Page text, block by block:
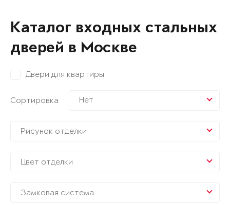
Каталог входных стальных
дверей в Москве
Двери для квартиры
Сортировка Нет
Рисунок отделки
Цвет отделки
Замковая система